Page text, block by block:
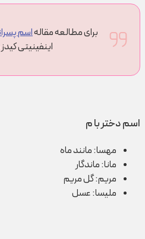
برای مطالعه مقالهاسم
اینفینیتی
اسم دختر با م
مهسا: مانند ماه
مانا: ماندگار
مریم: گل مریم
ملیسا: عسل